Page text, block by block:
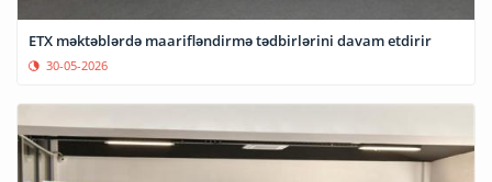
ETX məktəblərdə maarifləndirmə tədbirlərini davam etdirir
30-05-2026